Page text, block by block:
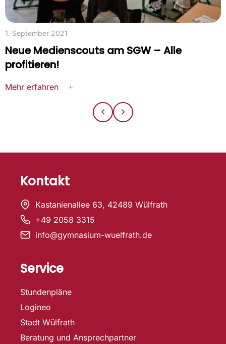
1. September 2021
Neue Medienscouts am SGW – Alle
profitieren!
Mehr erfahren
Kontakt
Kastanienallee 63, 42489 Wülfrath
+49 2058 3315
info@gymnasium-wuelfrath.de
Service
Stundenpläne
Logineo
Stadt Wülfrath
Beratung und Ansprechpartner